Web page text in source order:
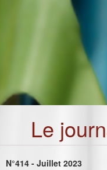
Le
N°414 - Juillet 2023